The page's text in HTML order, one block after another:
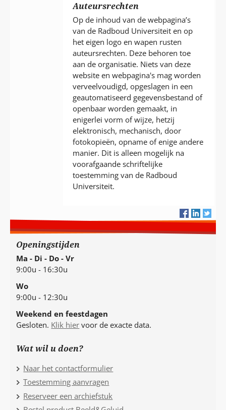
Auteursrechten
Op de inhoud van de webpagina’s
van de Radboud Universiteit en op
het eigen logo en wapen rusten
auteursrechten. Deze behoren toe
aan de organisatie. Niets van deze
website en webpagina's mag worden
verveelvoudigd, opgeslagen in een
geautomatiseerd gegevensbestand of
openbaar worden gemaakt, in
enigerlei vorm of wijze, hetzij
elektronisch, mechanisch, door
fotokopieën, opname of enige andere
manier. Dit is alleen mogelijk na
voorafgaande schriftelijke
toestemming van de Radboud
Universiteit.
Openingstijden
Ma - Di - Do - Vr
9:00u - 16:30u
Wo
9:00u - 12:30u
Weekend en feestdagen
Gesloten. Klik hier voor de exacte data.
Wat wil u doen?
Naar het contactformulier
Toestemming aanvragen
Reserveer een archiefstuk